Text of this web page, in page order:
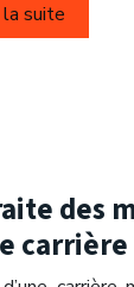
la suite
des
carrière